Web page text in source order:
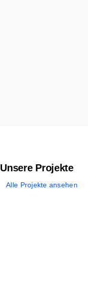
Unsere Projekte
Alle Projekte ansehen